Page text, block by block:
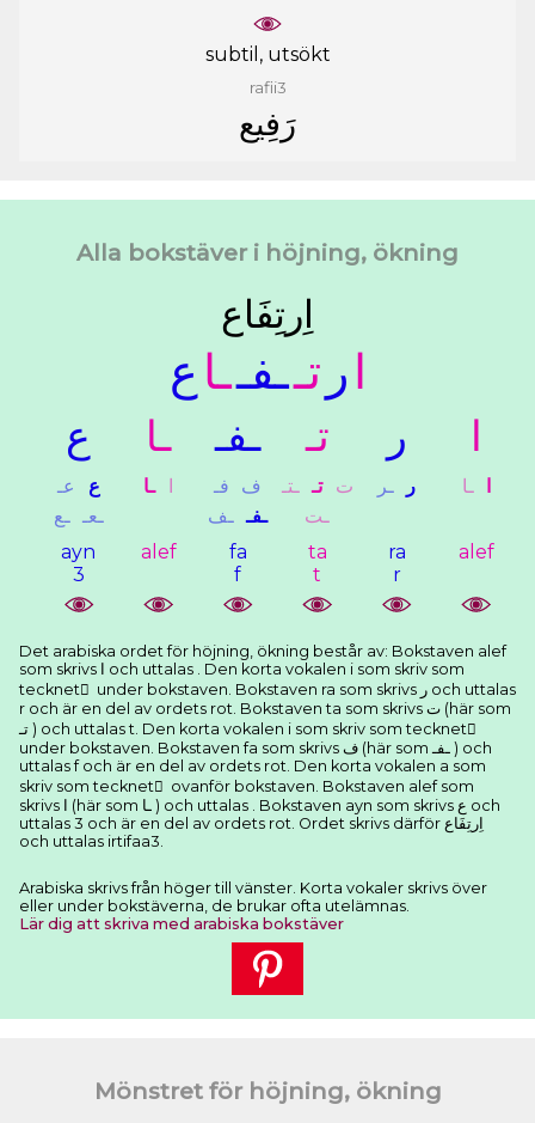
subtil, utsökt
rafii3
ﺭَﻓِﻴﻊ
Alla bokstäver i höjning, ökning
ﺍِﺭﺗِﻔَﺎﻉ
ﺍﺭ ﺗــﻔــﺎ ﻉ
ﺍ ﺭ ﺗـ ـﻔـ ـﺎ ﻉ
ﺍ ـﺎ ﺭ ـﺮ ﺕ ﺗـ ـﺘـ
ـﺖ
ﻑ
ﻓـ
ـﻔـ ـﻒ
ﺍ ـﺎ ﻉ
ﻋـ
ـﻌـ ـﻊ
alef
ra
r
ta
t
fa
f
alef
ayn
3
Det arabiska ordet för höjning, ökning består av: Bokstaven alef
som skrivs ﺍ och uttalas . Den korta vokalen i som skriv som
tecknet ِ under bokstaven. Bokstaven ra som skrivs ﺭ och uttalas
r och är en del av ordets rot. Bokstaven ta som skrivs ﺕ (här som
ﺗـ ) och uttalas t. Den korta vokalen i som skriv som tecknet ِ
under bokstaven. Bokstaven fa som skrivs ﻑ (här som ـﻔـ ) och
uttalas f och är en del av ordets rot. Den korta vokalen a som
skriv som tecknet َ ovanför bokstaven. Bokstaven alef som
skrivs ﺍ (här som ـﺎ ) och uttalas . Bokstaven ayn som skrivs ﻉ och
uttalas 3 och är en del av ordets rot. Ordet skrivs därför ﺍِﺭﺗِﻔَﺎﻉ
och uttalas irtifaa3.
Arabiska skrivs från höger till vänster. Korta vokaler skrivs över
eller under bokstäverna, de brukar ofta utelämnas.
Lär dig att skriva med arabiska bokstäver
Mönstret för höjning, ökning